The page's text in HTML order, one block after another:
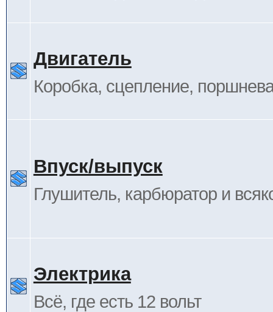
Двигатель
Коробка, сцепление,
Впуск/выпуск
Глушитель, карбюратор и
Электрика
Всё, где есть 12 вольт